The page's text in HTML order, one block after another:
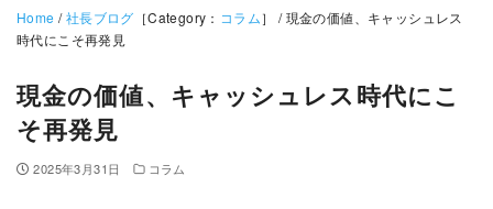
Home /社長ブログ ［Category： コラム］ / 現金の価値、キャッシュレス
時代にこそ再発見
現金の価値、キャッシュレス時代にこ
そ再発見
2025年3月31日 コラム